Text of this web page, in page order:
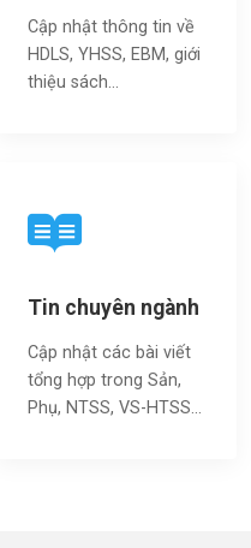
Cập nhật thông tin về
HDLS, YHSS, EBM, giới
thiệu sách…
Tin chuyên ngành
Cập nhật các bài viết
tổng hợp trong Sản,
Phụ, NTSS, VS-HTSS...